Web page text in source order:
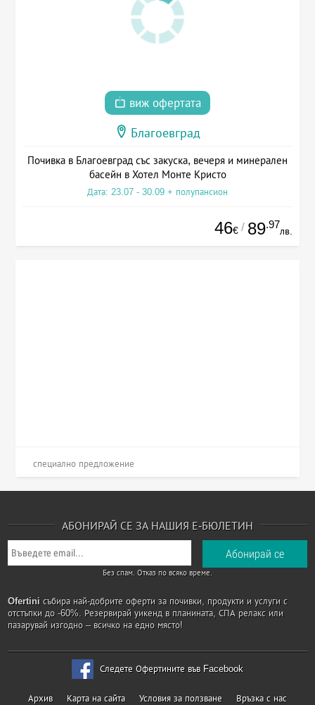
виж офертата
Благоевград
Почивка в Благоевград със закуска, вечеря и минерален
басейн в Хотел Монте Кристо
Дата: 23.07 - 30.09 + полупансион
46€ / 89.97
лв.
специално предложение
АБОНИРАЙ СЕ ЗА НАШИЯ Е-БЮЛЕТИН
Без спам. Отказ по всяко време.
Ofertini събира най-добрите оферти за почивки, продукти и услуги с
отстъпки до -60%. Резервирай уикенд в планината, СПА релакс или
пазарувай изгодно – всичко на едно място!
Следете Офертините във Facebook
Архив Карта на сайта Условия за ползване Връзка с нас